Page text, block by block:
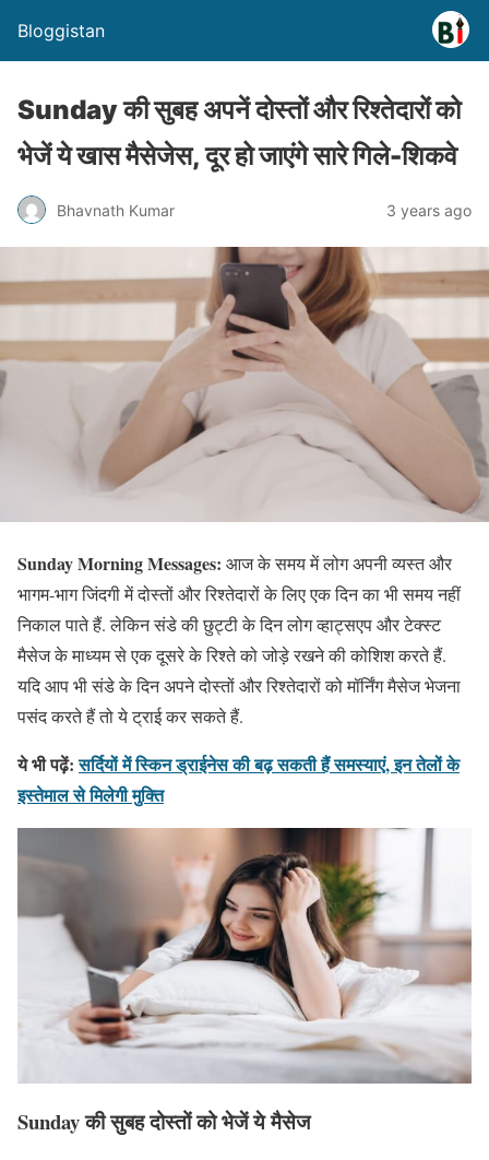
Bloggistan
Sunday की सुबह अपनें दोस्तों और रिश्तेदारों को
भेजें ये खास मैसेजेस, दूर हो जाएंगे सारे गिले-शिकवे
Bhavnath Kumar 3 years ago
Sunday Morning Messages: आज के समय में लोग अपनी व्यस्त और
भागम-भाग जिंदगी में दोस्तों और रिश्तेदारों के लिए एक दिन का भी समय नहीं
निकाल पाते हैं. लेकिन संडे की छुट्टी के दिन लोग व्हाट्सएप और टेक्स्ट
मैसेज के माध्यम से एक दूसरे के रिश्ते को जोड़े रखने की कोशिश करते हैं.
यदि आप भी संडे के दिन अपने दोस्तों और रिश्तेदारों को मॉर्निंग मैसेज भेजना
पसंद करते हैं तो ये ट्राई कर सकते हैं.
ये भी पढ़ें:सर्दियों में स्किन ड्राईनेस की बढ़ सकती हैं समस्याएं, इन तेलों के
इस्तेमाल से मिलेगी मुक्ति
Sunday की सुबह दोस्तों को भेजें ये मैसेज